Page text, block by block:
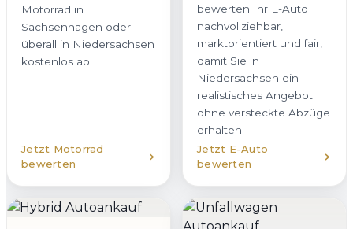
Motorrad in
Sachsenhagen oder
überall in Niedersachsen
kostenlos ab.
Jetzt Motorrad
bewerten
bewerten Ihr E-Auto
nachvollziehbar,
marktorientiert und fair,
damit Sie in
Niedersachsen ein
realistisches Angebot
ohne versteckte Abzüge
erhalten.
Jetzt E-Auto
bewerten